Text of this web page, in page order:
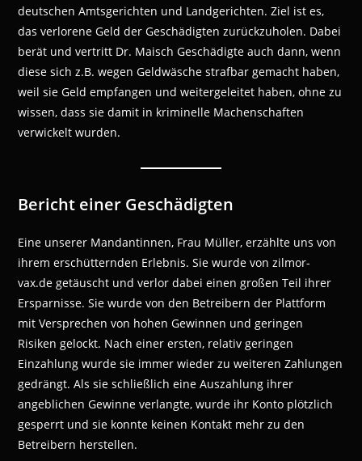
deutschen Amtsgerichten und Landgerichten. Ziel ist es,
das verlorene Geld der Geschädigten zurückzuholen. Dabei
berät und vertritt Dr. Maisch Geschädigte auch dann, wenn
diese sich z.B. wegen Geldwäsche strafbar gemacht haben,
weil sie Geld empfangen und weitergeleitet haben, ohne zu
wissen, dass sie damit in kriminelle Machenschaften
verwickelt wurden.
Bericht einer Geschädigten
Eine unserer Mandantinnen, Frau Müller, erzählte uns von
ihrem erschütternden Erlebnis. Sie wurde von zilmor-
vax.de getäuscht und verlor dabei einen großen Teil ihrer
Ersparnisse. Sie wurde von den Betreibern der Plattform
mit Versprechen von hohen Gewinnen und geringen
Risiken gelockt. Nach einer ersten, relativ geringen
Einzahlung wurde sie immer wieder zu weiteren Zahlungen
gedrängt. Als sie schließlich eine Auszahlung ihrer
angeblichen Gewinne verlangte, wurde ihr Konto plötzlich
gesperrt und sie konnte keinen Kontakt mehr zu den
Betreibern herstellen.